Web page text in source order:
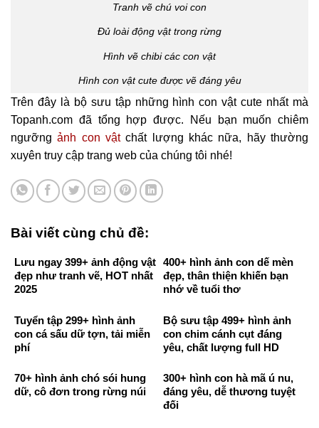
Tranh vẽ chú voi con
Đủ loài động vật trong rừng
Hình vẽ chibi các con vật
Hình con vật cute được vẽ đáng yêu
Trên đây là bộ sưu tập những hình con vật cute nhất mà
Topanh.com đã tổng hợp được. Nếu bạn muốn chiêm
ngưỡngảnh con vậtchất lượng khác nữa, hãy thường
xuyên truy cập trang web của chúng tôi nhé!
Bài viết cùng chủ đề:
Lưu ngay 399+ ảnh động vật
đẹp như tranh vẽ, HOT nhất
2025
400+ hình ảnh con dế mèn
đẹp, thân thiện khiến bạn
nhớ về tuổi thơ
Tuyển tập 299+ hình ảnh
con cá sấu dữ tợn, tải miễn
phí
Bộ sưu tập 499+ hình ảnh
con chim cánh cụt đáng
yêu, chất lượng full HD
70+ hình ảnh chó sói hung
dữ, cô đơn trong rừng núi
300+ hình con hà mã ú nu,
đáng yêu, dễ thương tuyệt
đối